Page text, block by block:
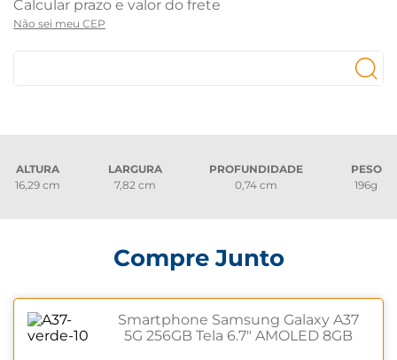
Não sei meu CEP
ALTURA
16,29 cm
LARGURA
7,82 cm
PROFUNDIDADE
0,74 cm
PESO
196g
Compre Junto
Smartphone Samsung Galaxy A37
5G 256GB Tela 6.7" AMOLED 8GB